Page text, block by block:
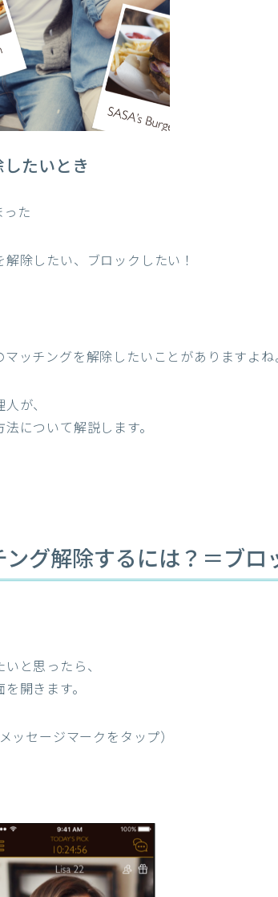
たいとき
った
除したい、ブロックしたい！
ッチングを解除したいことがありますよね
が、
について解説します。
グ解除するには？＝ブロ
と思ったら、
開きます。
セージマークをタップ）